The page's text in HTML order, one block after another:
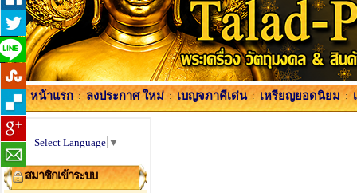
หน้าแรก : ลงประกาศ ใหม่ : เบญจภาคีเด่น : เหรียญยอดนิยม :
Select Language ▼
สมาชิกเข้าระบบ